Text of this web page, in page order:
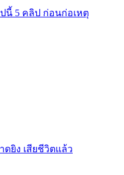
5 คลิป ก่อนก่อเหตุ
ยิง เสียชีวิตแล้ว